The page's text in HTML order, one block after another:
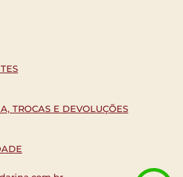
TROCAS E DEVOLUÇÕES